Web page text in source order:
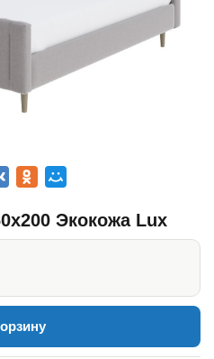
Экокожа Lux